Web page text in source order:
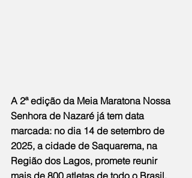
A 2ª edição da Meia Maratona Nossa
Senhora de Nazaré já tem data
marcada: no dia 14 de setembro de
2025, a cidade de Saquarema, na
Região dos Lagos, promete reunir